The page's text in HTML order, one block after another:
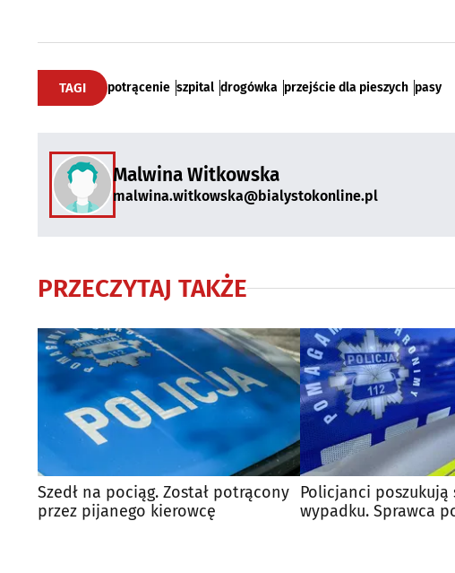
TAGI potrącenie szpital drogówka przejście dla pieszych pasy
Malwina Witkowska
malwina.witkowska@bialystokonline.pl
PRZECZYTAJ TAKŻE
Szedł na pociąg. Został potrącony
przez pijanego kierowcę
Policjanci poszukują
wypadku. Sprawca